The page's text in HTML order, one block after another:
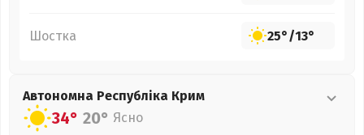
Шостка 25°/13°
Автономна Республіка Крим
34° 20° Ясно